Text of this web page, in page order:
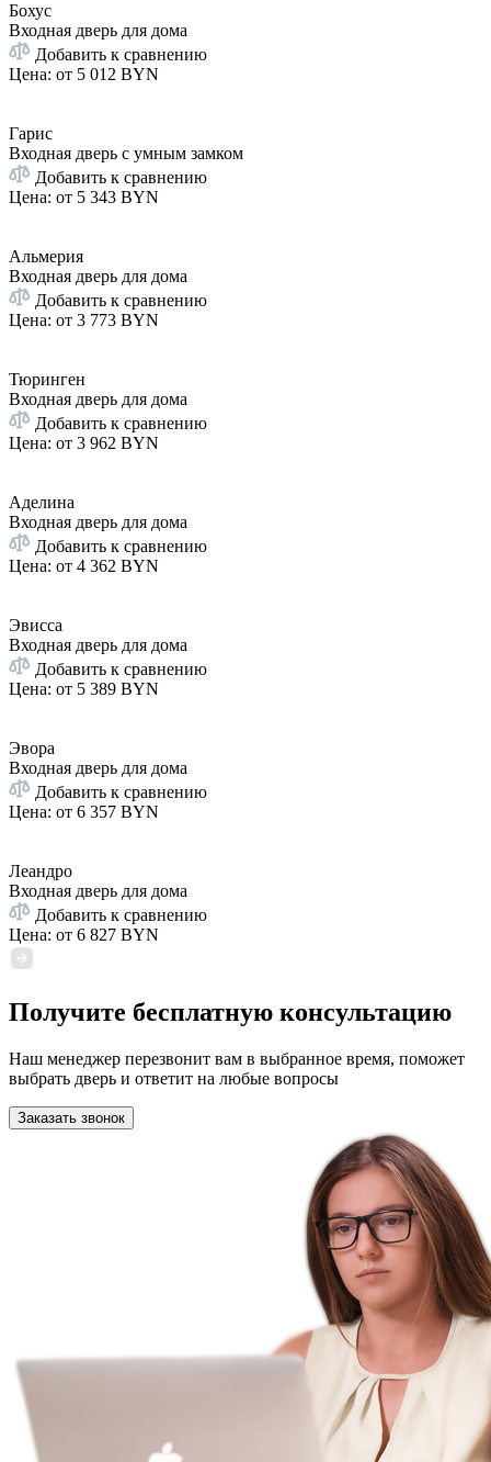
Бохус
Входная дверь для дома
Добавить к сравнению
Цена: от 5 012 BYN
Гарис
Входная дверь с умным замком
Добавить к сравнению
Цена: от 5 343 BYN
Альмерия
Входная дверь для дома
Добавить к сравнению
Цена: от 3 773 BYN
Тюринген
Входная дверь для дома
Добавить к сравнению
Цена: от 3 962 BYN
Аделина
Входная дверь для дома
Добавить к сравнению
Цена: от 4 362 BYN
Эвисса
Входная дверь для дома
Добавить к сравнению
Цена: от 5 389 BYN
Эвора
Входная дверь для дома
Добавить к сравнению
Цена: от 6 357 BYN
Леандро
Входная дверь для дома
Добавить к сравнению
Цена: от 6 827 BYN
Получите бесплатную консультацию
Наш менеджер перезвонит вам в выбранное время, поможет
выбрать дверь и ответит на любые вопросы
Заказать звонок